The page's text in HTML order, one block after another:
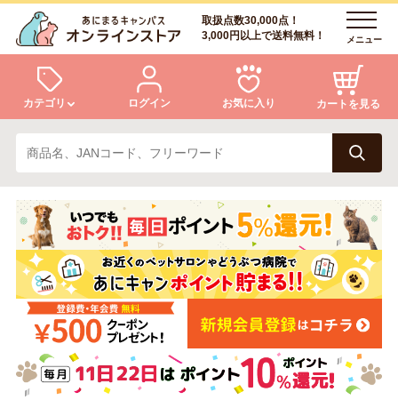
取扱点数30,000点！
3,000円以上で送料無料！
メニュー
カテゴリ
犬 猫
小動物・鳥 アクア・爬虫類・昆虫
ドッグフード キャットフード
美容・ケア用品 服・おさんぽ用品
ログイン お気に入り カートを見る
ログイン
会員登録
あにまるキャンパスについて
アフターサービス
商品リクエスト